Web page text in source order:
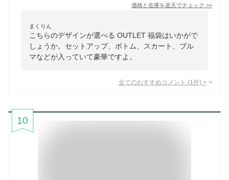
価格と在庫を楽天でチェック >>
まくりん
こちらのデザインが選べる OUTLET 福袋はいかがで
しょうか。セットアップ、ボトム、スカート、ブル
マなどが入っていて豪華ですよ。
全てのおすすめコメント (1 件) >
10